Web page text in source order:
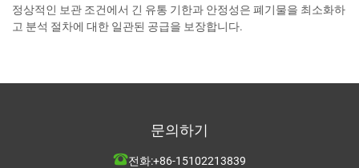
정상적인 보관 조건에서 긴 유통 기한과 안정성은 폐기물을 최소화하
고 분석 절차에 대한 일관된 공급을 보장합니다.
문의하기
전화:+86-15102213839